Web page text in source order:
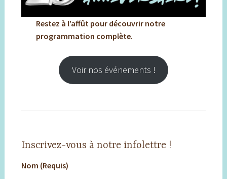
Restez à l’affût pour découvrir notre
programmation complète.
Voir nos événements !
Inscrivez-vous à notre infolettre !
Nom (Requis)